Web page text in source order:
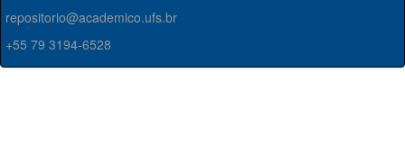
repositorio@academico.ufs.br
+55 79 3194-6528